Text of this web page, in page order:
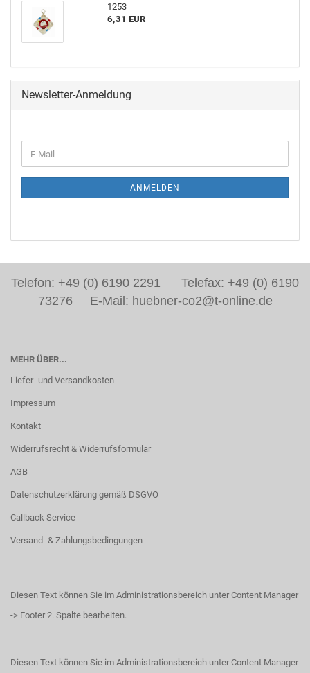
1253
6,31 EUR
Newsletter-Anmeldung
ANMELDEN
Telefon: +49 (0) 6190 2291 Telefax: +49 (0) 6190
73276 E-Mail: huebner-co2@t-online.de
MEHR ÜBER...
Liefer- und Versandkosten
Impressum
Kontakt
Widerrufsrecht & Widerrufsformular
AGB
Datenschutzerklärung gemäß DSGVO
Callback Service
Versand- & Zahlungsbedingungen
Diesen Text können Sie im Administrationsbereich unter Content Manager
-> Footer 2. Spalte bearbeiten.
Diesen Text können Sie im Administrationsbereich unter Content Manager